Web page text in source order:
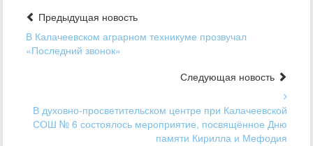
Предыдущая новость
В Калачеевском аграрном техникуме прозвучал
«Последний звонок»
Следующая новость
В духовно-просветительском центре при Калачеевской
СОШ № 6 состоялось мероприятие, посвящённое Дню
памяти Кирилла и Мефодия